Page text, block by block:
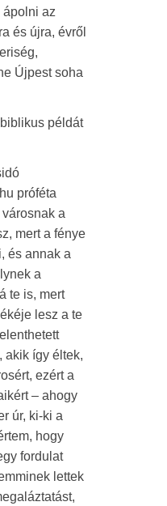
ápolni az
és újra, évről
Újpest soha
példát
próféta
a
mert a fénye
és annak a
a
te is, mert
lesz a te
akik így éltek,
ezért a
– ahogy
úr, ki-ki a
hogy
fordulat
lettek